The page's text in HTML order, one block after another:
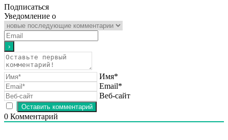
Подписаться
Уведомление о
Имя*
Email*
Веб-сайт
0 Комментарий